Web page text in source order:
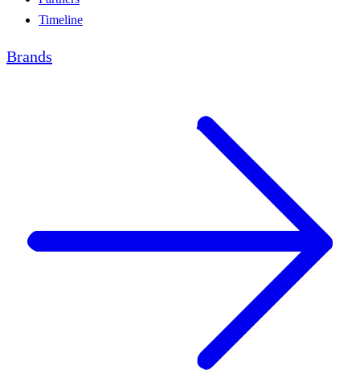
Timeline
Brands